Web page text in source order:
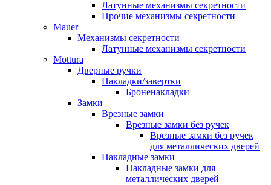
Латунные механизмы секретности
Прочие механизмы секретности
Mauer
Механизмы секретности
Латунные механизмы секретности
Mottura
Дверные ручки
Накладки/завертки
Броненакладки
Замки
Врезные замки
Врезные замки без ручек
Врезные замки без ручек
для металлических дверей
Накладные замки
Накладные замки для
металлических дверей